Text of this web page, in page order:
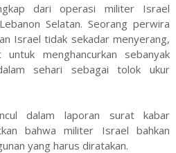
dari operasi militer Israel
Selatan. Seorang perwira
Israel tidak sekadar menyerang,
menghancurkan sebanyak
sehari sebagai tolok ukur
dalam laporan surat kabar
bahwa militer Israel bahkan
yang harus diratakan.